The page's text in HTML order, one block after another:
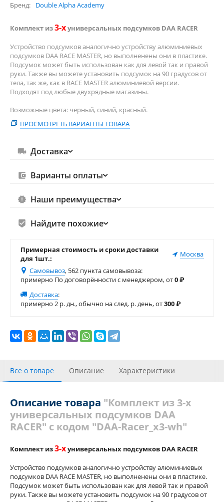
Бренд Double Alpha Academy
Комплект из3-хуниверсальных подсумков DAA RACER
Устройство подсумков аналогично устройству алюминиевых
подсумков DAA RACE MASTER, но выполненены они в пластике.
Подсумок может быть использован как для левой так и правой
руки. Также вы можете установить подсумок на 90 градусов от
тела, так же, как в RACE MASTER алюминиевой версии.
Подходят под любые двухрядные магазины.
Возможные цвета: черный, синий, красный.
ПРОСМОТРЕТЬ ВАРИАНТЫ ТОВАРА
Доставка
Варианты оплаты
Наши преимущества
Найдите похожие
Примерная стоимость и сроки доставки
для 1шт.:
Москва
Самовывоз, 562 пункта самовывоза:
примерно По договорённости с менеджером, от0₽
Доставка:
примерно 2 р. дн., обычно на след. р. день, от300₽
Все о товаре Описание Характеристики
Описание товара "Комплект из 3-х
универсальных подсумков DAA
RACER" с кодом "DAA-Racer_x3-wh"
Комплект из3-хуниверсальных подсумков DAA RACER
Устройство подсумков аналогично устройству алюминиевых
подсумков DAA RACE MASTER, но выполненены они в пластике.
Подсумок может быть использован как для левой так и правой
руки. Также вы можете установить подсумок на 90 градусов от